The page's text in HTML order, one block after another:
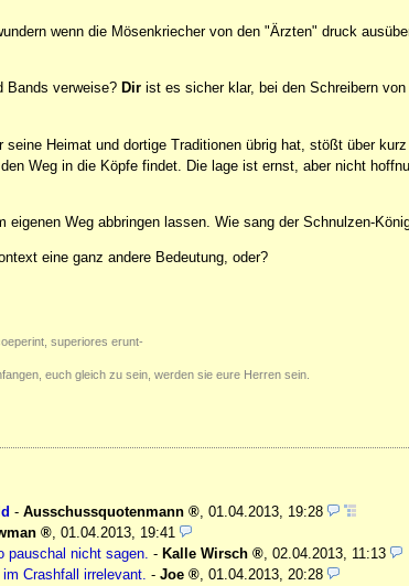
wenn die Mösenkriecher von den "Ärzten" druck
Bands verweise? Dir ist es sicher klar, bei den Schreibern
seine Heimat und dortige Traditionen übrig hat, stößt über
Weg in die Köpfe findet. Die lage ist ernst, aber nicht
eigenen Weg abbringen lassen. Wie sang der Schnulzen-
eine ganz andere Bedeutung, oder?
superiores erunt-
euch gleich zu sein, werden sie eure Herren sein.
- Ausschussquotenmann , 01.04.2013, 19:28
, 01.04.2013, 19:41
pauschal nicht sagen. - Kalle Wirsch , 02.04.2013, 11:13
Crashfall irrelevant. - Joe , 01.04.2013, 20:28